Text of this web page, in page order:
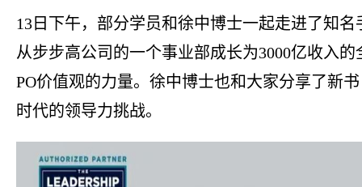
13日下午， 部分学员和徐中博士一起走进了知名
从步步高公司的一个事业部成长为3000亿收入的
PO价值观的力量。 徐中博士也和大家分享了新书
时代的领导力挑战。